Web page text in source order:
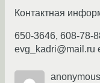
Контактная
650-3646, 608-78-
evg_kadri@mail.ru
anonymous